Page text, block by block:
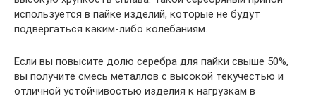
используется в пайке изделий, которые не будут
подвергаться каким-либо колебаниям.
Если вы повысите долю серебра для пайки свыше 50%,
вы получите смесь металлов с высокой текучестью и
отличной устойчивостью изделия к нагрузкам в